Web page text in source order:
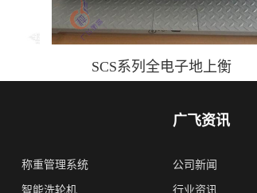
SCS系列全电子地上衡
称重管理系统
智能洗轮机
广飞资讯
公司新闻
行业资讯